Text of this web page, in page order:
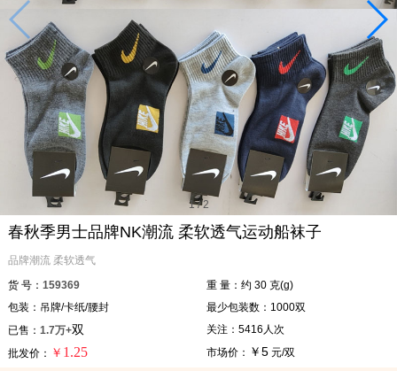
1/2
春秋季男士品牌NK潮流 柔软透气运动船袜子
品牌潮流 柔软透气
货 号： 159369
重 量：约 30 克(g)
包装：吊牌/卡纸/腰封
最少包装数：1000双
已售： 1.7万+双
关注：5416人次
批发价： ￥ 1.25 市场价： ￥5元/双